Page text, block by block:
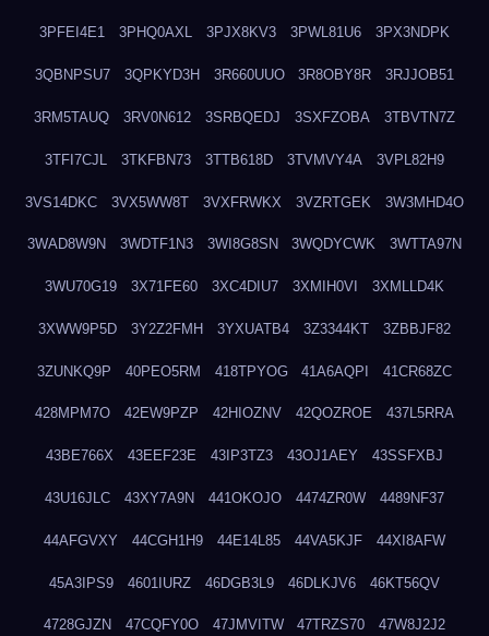
3PFEI4E1 3PHQ0AXL 3PJX8KV3 3PWL81U6 3PX3NDPK
3QBNPSU7 3QPKYD3H 3R660UUO 3R8OBY8R 3RJJOB51
3RM5TAUQ 3RV0N612 3SRBQEDJ 3SXFZOBA 3TBVTN7Z
3TFI7CJL 3TKFBN73 3TTB618D 3TVMVY4A 3VPL82H9
3VS14DKC 3VX5WW8T 3VXFRWKX 3VZRTGEK 3W3MHD4O
3WAD8W9N 3WDTF1N3 3WI8G8SN 3WQDYCWK 3WTTA97N
3WU70G19 3X71FE60 3XC4DIU7 3XMIH0VI 3XMLLD4K
3XWW9P5D 3Y2Z2FMH 3YXUATB4 3Z3344KT 3ZBBJF82
3ZUNKQ9P 40PEO5RM 418TPYOG 41A6AQPI 41CR68ZC
428MPM7O 42EW9PZP 42HIOZNV 42QOZROE 437L5RRA
43BE766X 43EEF23E 43IP3TZ3 43OJ1AEY 43SSFXBJ
43U16JLC 43XY7A9N 441OKOJO 4474ZR0W 4489NF37
44AFGVXY 44CGH1H9 44E14L85 44VA5KJF 44XI8AFW
45A3IPS9 4601IURZ 46DGB3L9 46DLKJV6 46KT56QV
4728GJZN 47CQFY0O 47JMVITW 47TRZS70 47W8J2J2